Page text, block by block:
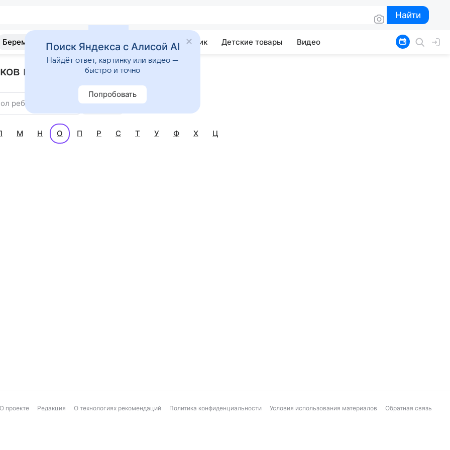
Найти
Найти
Беременность Развитие Почемучка Учебник Детские товары Видео
на букву О
ребенка Найти
М Н О П Р С Т У Ф Х Ц
О проекте Редакция О технологиях рекомендаций Политика конфиденциальности Условия использования материалов Обратная связь
Поиск Яндекса с Алисой AI
Найдёт ответ, картинку или видео —
быстро и точно
Попробовать